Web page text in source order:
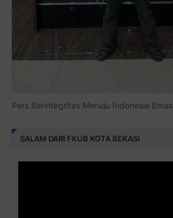
Pers Berintegritas Menuju Indonesia Emas
SALAM DARI FKUB KOTA BEKASI